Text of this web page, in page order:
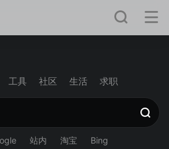
工具 社区 生活 求职
站内 淘宝 Bing